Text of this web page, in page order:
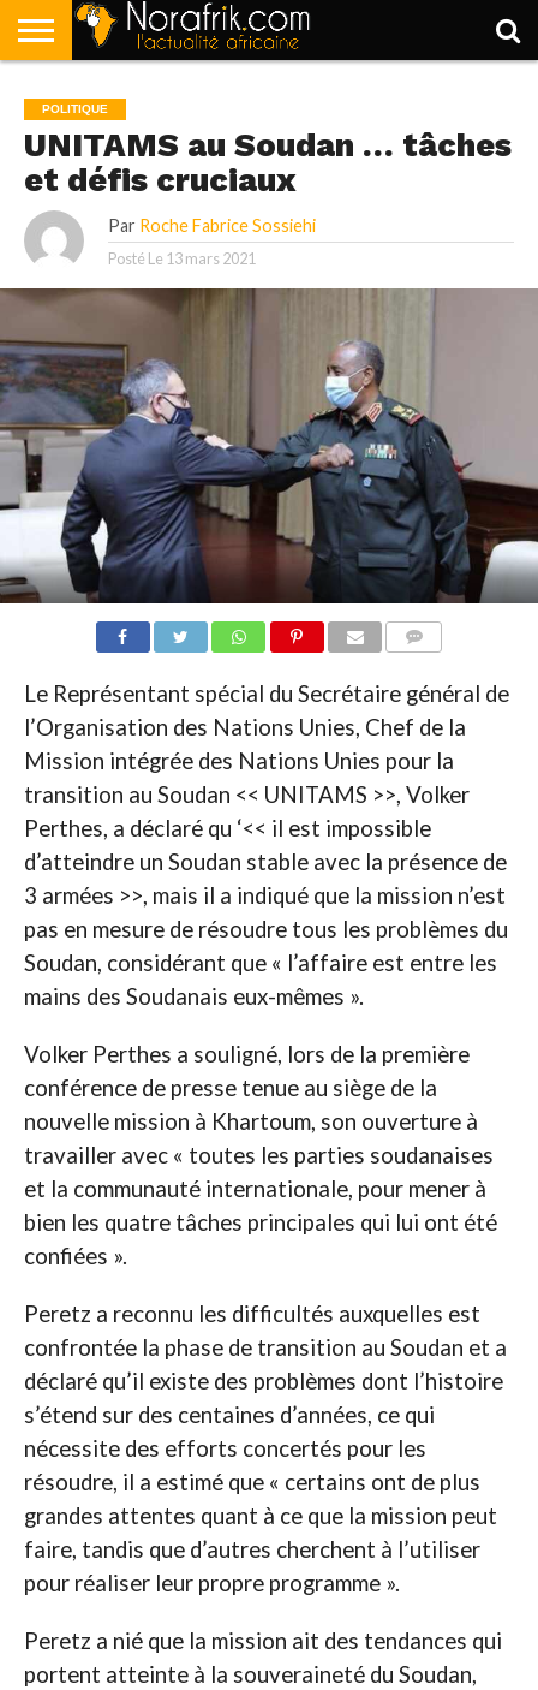
POLITIQUE
SOCIÉTÉ
ECONOMIE
SPORT
LIFESTYLE
POLITIQUE
UNITAMS au Soudan … tâches
et défis cruciaux
Par Roche Fabrice Sossiehi
Posté Le 13 mars 2021
Le Représentant spécial du Secrétaire général de
l’Organisation des Nations Unies, Chef de la
Mission intégrée des Nations Unies pour la
transition au Soudan << UNITAMS >>, Volker
Perthes, a déclaré qu ‘<< il est impossible
d’atteindre un Soudan stable avec la présence de
3 armées >>, mais il a indiqué que la mission n’est
pas en mesure de résoudre tous les problèmes du
Soudan, considérant que « l’affaire est entre les
mains des Soudanais eux-mêmes ».
Volker Perthes a souligné, lors de la première
conférence de presse tenue au siège de la
nouvelle mission à Khartoum, son ouverture à
travailler avec « toutes les parties soudanaises
et la communauté internationale, pour mener à
bien les quatre tâches principales qui lui ont été
confiées ».
Peretz a reconnu les difficultés auxquelles est
confrontée la phase de transition au Soudan et a
déclaré qu’il existe des problèmes dont l’histoire
s’étend sur des centaines d’années, ce qui
nécessite des efforts concertés pour les
résoudre, il a estimé que « certains ont de plus
grandes attentes quant à ce que la mission peut
faire, tandis que d’autres cherchent à l’utiliser
pour réaliser leur propre programme ».
Peretz a nié que la mission ait des tendances qui
portent atteinte à la souveraineté du Soudan,